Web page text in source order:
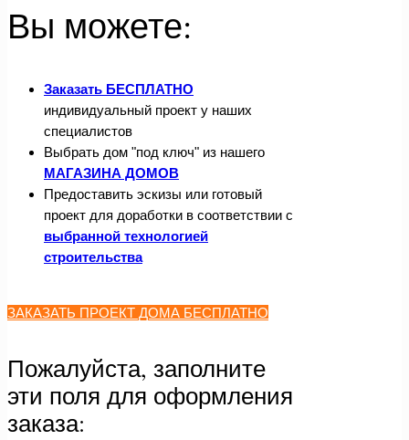
Вы можете:
Заказать БЕСПЛАТНО
индивидуальный проект у наших
специалистов
Выбрать дом "под ключ" из нашего
МАГАЗИНА ДОМОВ
Предоставить эскизы или готовый
проект для доработки в соответствии с
выбранной технологией
строительства
ЗАКАЗАТЬ ПРОЕКТ ДОМА БЕСПЛАТНО
Пожалуйста, заполните
эти поля для оформления
заказа: